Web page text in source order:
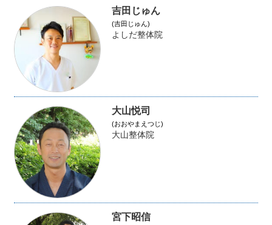
吉田じゅん
(吉田じゅん)
よしだ整体院
大山悦司
(おおやまえつじ)
大山整体院
宮下昭信